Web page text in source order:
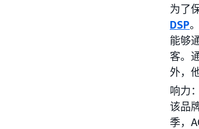
为了
DSP
能够
客。
外，
响力
该品
季，